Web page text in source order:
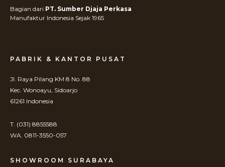
Bagian dari PT. Sumber Djaja Perkasa
Manufaktur Indonesia Sejak 1965
PABRIK & KANTOR PUSAT
Jl. Raya Pilang KM 8 No. 88
Kec. Wonoayu, Sidoarjo
61261 Indonesia
T. (031) 8855588
WA. 0811-3550-057
SHOWROOM SURABAYA